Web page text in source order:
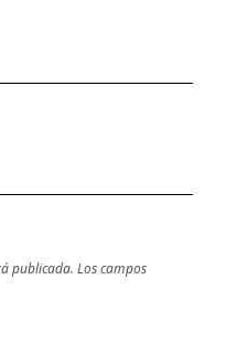
publicada. Los campos